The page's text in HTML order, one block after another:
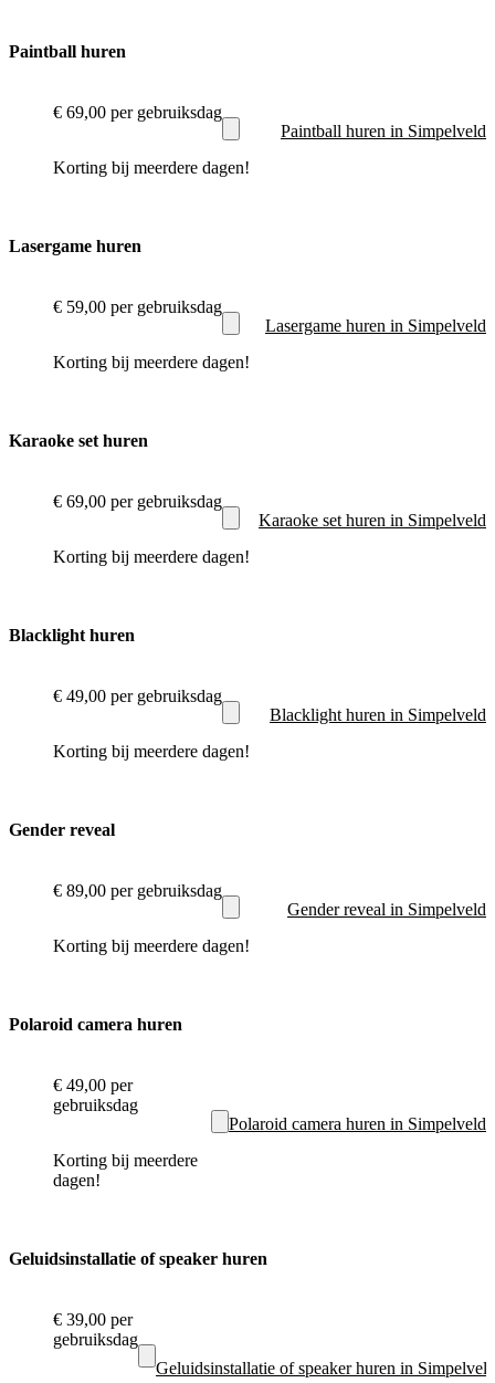
Paintball huren
€ 69,00 per gebruiksdag
Korting bij meerdere dagen!
Paintball huren in Simpelveld
Lasergame huren
€ 59,00 per gebruiksdag
Korting bij meerdere dagen!
Lasergame huren in Simpelveld
Karaoke set huren
€ 69,00 per gebruiksdag
Korting bij meerdere dagen!
Karaoke set huren in Simpelveld
Blacklight huren
€ 49,00 per gebruiksdag
Korting bij meerdere dagen!
Blacklight huren in Simpelveld
Gender reveal
€ 89,00 per gebruiksdag
Korting bij meerdere dagen!
Gender reveal in Simpelveld
Polaroid camera huren
€ 49,00 per
gebruiksdag
Korting bij meerdere
dagen!
Polaroid camera huren in Simpelveld
Geluidsinstallatie of speaker huren
€ 39,00 per
gebruiksdag
Geluidsinstallatie of speaker huren in Simpelveld